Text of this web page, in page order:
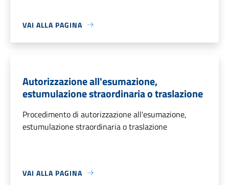
VAI ALLA PAGINA
Autorizzazione all'esumazione,
estumulazione straordinaria o traslazione
Procedimento di autorizzazione all'esumazione,
estumulazione straordinaria o traslazione
VAI ALLA PAGINA